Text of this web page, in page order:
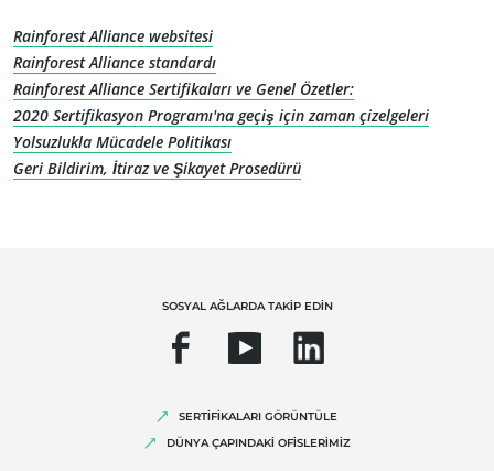
UZMANLIKLARIMIZ
Organik Tarım
Fair Trade (Adil Ticaret)
Biyoçeşitlilik ve iklim değişikliği
Rainforest Alliance websitesi
Rainforest Alliance standardı
Rainforest Alliance Sertifikaları ve Genel Özetler:
2020 Sertifikasyon Programı'na geçiş için zaman çizelgeleri
Yolsuzlukla Mücadele Politikası
Geri Bildirim, İtiraz ve Şikayet Prosedürü
SOSYAL AĞLARDA TAKİP EDİN
SERTİFİKALARI GÖRÜNTÜLE
DÜNYA ÇAPINDAKİ OFİSLERİMİZ